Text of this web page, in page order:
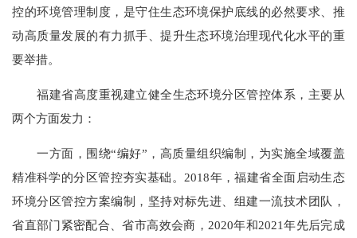
控的环境管理制度，是守住生态环境保护底线的必然要求、推
动高质量发展的有力抓手、提升生态环境治理现代化水平的重
要举措。
福建省高度重视建立健全生态环境分区管控体系，主要从
两个方面发力：
一方面，围绕“编好”，高质量组织编制，为实施全域覆盖
精准科学的分区管控夯实基础。2018年，福建省全面启动生态
环境分区管控方案编制，坚持对标先进、组建一流技术团队，
省直部门紧密配合、省市高效会商，2020年和2021年先后完成